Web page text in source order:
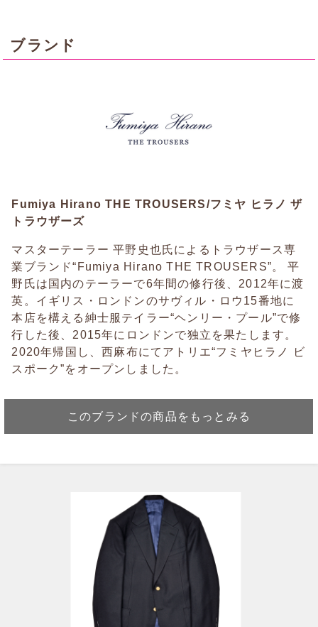
ブランド
Fumiya Hirano THE TROUSERS/フミヤ ヒラノ ザ
トラウザーズ
マスターテーラー 平野史也氏によるトラウザース専
業ブランド“Fumiya Hirano THE TROUSERS”。 平
野氏は国内のテーラーで6年間の修行後、2012年に渡
英。イギリス・ロンドンのサヴィル・ロウ15番地に
本店を構える紳士服テイラー“ヘンリー・プール”で修
行した後、2015年にロンドンで独立を果たします。
2020年帰国し、西麻布にてアトリエ“フミヤヒラノ ビ
スポーク”をオープンしました。
このブランドの商品をもっとみる